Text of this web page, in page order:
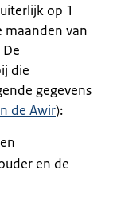
op 1
maanden van
die
gegevens
de Awir):
en de